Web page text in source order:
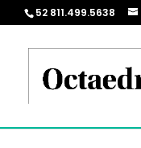
52 811.499.5638